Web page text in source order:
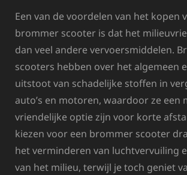
Een van de voordelen van het kopen
brommer scooter is dat het
dan veel andere vervoersmiddelen.
scooters hebben over het algemeen
uitstoot van schadelijke stoffen in
auto’s en motoren, waardoor ze een
vriendelijke optie zijn voor korte
kiezen voor een brommer scooter
het verminderen van luchtvervuiling
van het milieu, terwijl je toch geniet